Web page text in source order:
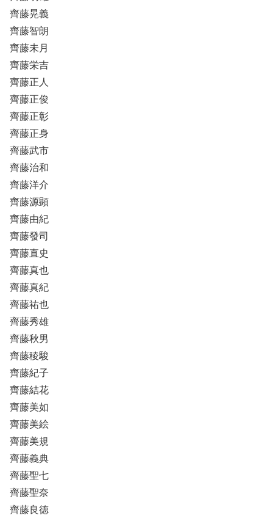
齊藤晃義
齊藤智朗
齊藤未月
齊藤栄吉
齊藤正人
齊藤正俊
齊藤正彰
齊藤正身
齊藤武市
齊藤治和
齊藤洋介
齊藤源顕
齊藤由紀
齊藤發司
齊藤直史
齊藤真也
齊藤真紀
齊藤祐也
齊藤秀雄
齊藤秋男
齊藤稜駿
齊藤紀子
齊藤結花
齊藤美如
齊藤美絵
齊藤美規
齊藤義典
齊藤聖七
齊藤聖奈
齊藤良徳